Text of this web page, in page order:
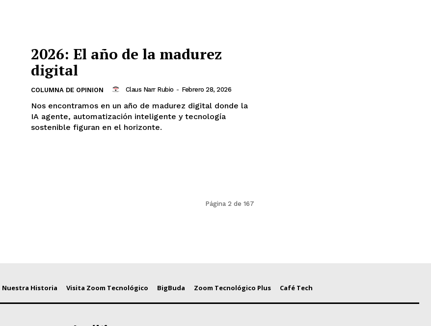
2026: El año de la madurez
digital
COLUMNA DE OPINION Claus Narr Rubio - Febrero 28, 2026
Nos encontramos en un año de madurez digital donde la
IA agente, automatización inteligente y tecnología
sostenible figuran en el horizonte.
Página 2 de 167
Nuestra Historia Visita Zoom Tecnológico BigBuda Zoom Tecnológico Plus Café Tech